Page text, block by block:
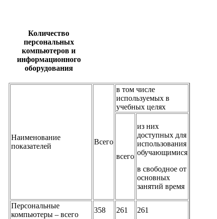
Количество
персональных
компьютеров и
информационного
оборудования
Наименование
показателей
Всего
в том числе
используемых в
учебных целях
всего
из них
доступных для
использования
обучающимися
в свободное от
основных
занятий время
Персональные
компьютеры – всего
358 261 261